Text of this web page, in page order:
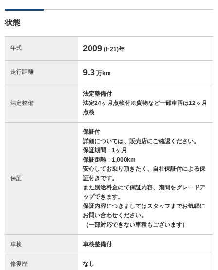
状態
年式 2009 (H21)年
走行距離 9.3 万km
法定整備
法定整備付
法定24ヶ月点検付※貨物など一部車両は12ヶ月
点検
保証
保証付
詳細については、販売店にご確認ください。
保証期間：1ヶ月
保証距離：1,000km
安心してお乗り頂きたく、自社保証付による保
証付きです。
また別途料金にて保証内容、期間をグレードア
ップできます。
保証内容につきましてはスタッフまでお気軽に
お問い合わせください。
（一部対応できない車種もございます）
車検 車検整備付
修復歴 なし